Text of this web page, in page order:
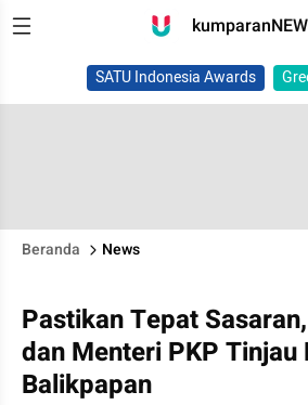
SATU Indonesia Awards
Beranda News
Pastikan Tepat
dan Menteri PKP Tinjau
Balikpapan